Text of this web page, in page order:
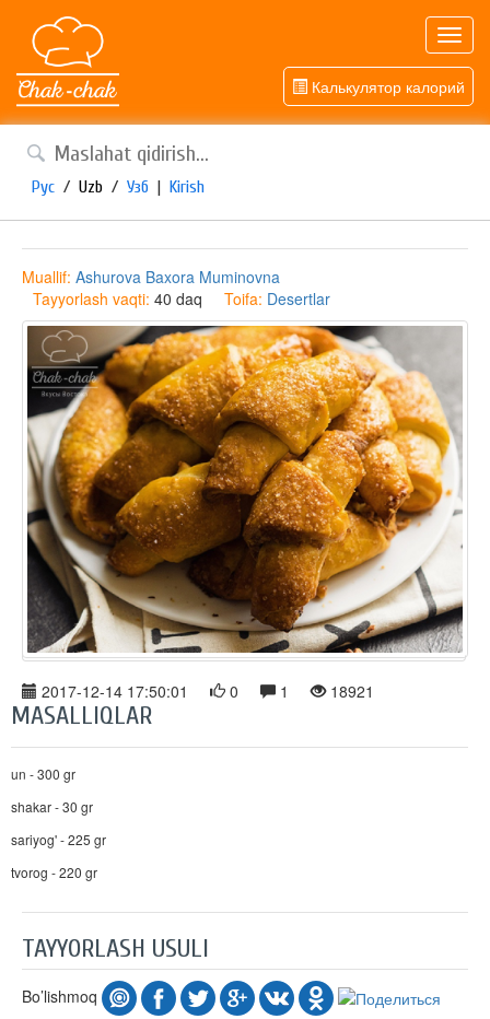
Калькулятор калорий
Рус / Uzb / Узб | Kirish
Muallif: Ashurova Baxora Muminovna
Tayyorlash vaqti: 40 daq Toifa: Desertlar
2017-12-14 17:50:01 0 1 18921
MASALLIQLAR
un - 300 gr
shakar - 30 gr
sariyog' - 225 gr
tvorog - 220 gr
TAYYORLASH USULI
Bo’lishmoq